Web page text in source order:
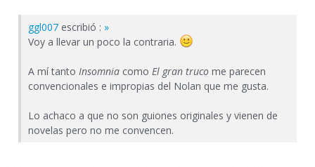
ggl007 escribió : »
Voy a llevar un poco la contraria.
A mí tanto Insomnia como El gran truco me parecen
convencionales e impropias del Nolan que me gusta.
Lo achaco a que no son guiones originales y vienen de
novelas pero no me convencen.